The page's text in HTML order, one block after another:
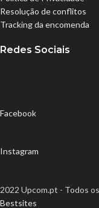
Resolução de conflitos
Tracking da encomenda
Redes Sociais
Facebook
Instagram
2022 Upcom.pt - Todos
Bestsites